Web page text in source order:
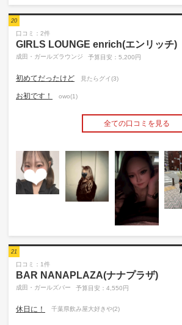
20
口コミ：2件
GIRLS LOUNGE enrich(エンリッチ)
成田・ガールズラウンジ 予算目安：5,200円
初めてだったけど 見たらグイ(3)
お初です！ owo(1)
全ての口コミを見る
21
口コミ：1件
BAR NANAPLAZA(ナナプラザ)
成田・ガールズバー 予算目安：4,550円
休日に！ 千葉県飲み屋大好きや(2)